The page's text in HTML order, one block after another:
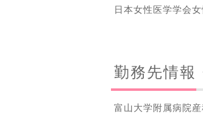
日本女性医学学会
勤務先情報
富山大学附属病院